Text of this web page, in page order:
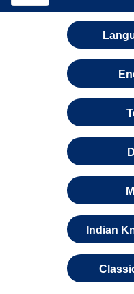
Indian